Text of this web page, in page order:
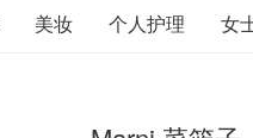
美妆 个人护理 女